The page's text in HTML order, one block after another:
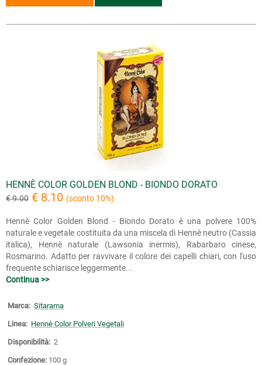
HENNÈ COLOR GOLDEN BLOND - BIONDO DORATO
€ 9.00 € 8.10 (sconto 10%)
Hennè Color Golden Blond - Biondo Dorato è una polvere 100%
naturale e vegetale costituita da una miscela di Hennè neutro (Cassia
italica), Hennè naturale (Lawsonia inermis), Rabarbaro cinese,
Rosmarino. Adatto per ravvivare il colore dei capelli chiari, con l'uso
frequente schiarisce leggermente...
Continua >>
Marca: Sitarama
Linea: Hennè Color Polveri Vegetali
Disponibilità: 2
Confezione: 100 g